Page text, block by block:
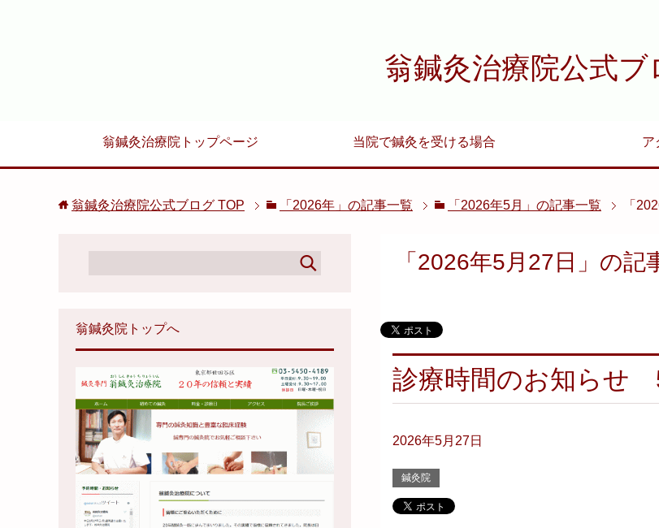
翁鍼灸治療院公式ブ
翁鍼灸治療院トップページ 当院で鍼灸を受ける場合 ア
翁鍼灸治療院公式ブログ TOP 「2026年」の記事一覧 「2026年5月」の記事一覧 「
「2026年5月27日」の記
診療時間のお知らせ
2026年5月27日
鍼灸院
翁鍼灸院トップへ